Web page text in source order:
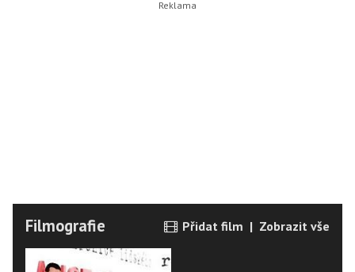
Filmografie Přidat film | Zobrazit vše